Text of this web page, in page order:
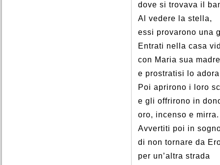
dove si trovava il
Al vedere la stella,
essi provarono una
Entrati nella casa
con Maria sua
e prostratisi lo
Poi aprirono i loro
e gli offrirono in
oro, incenso e mirra.
Avvertiti poi in
di non tornare da
per un’altra strada